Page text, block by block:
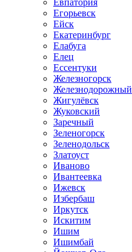
Евпатория
Егорьевск
Ейск
Екатеринбург
Елабуга
Елец
Ессентуки
Железногорск
Железнодорожный
Жигулёвск
Жуковский
Заречный
Зеленогорск
Зеленодольск
Златоуст
Иваново
Ивантеевка
Ижевск
Избербаш
Иркутск
Искитим
Ишим
Ишимбай